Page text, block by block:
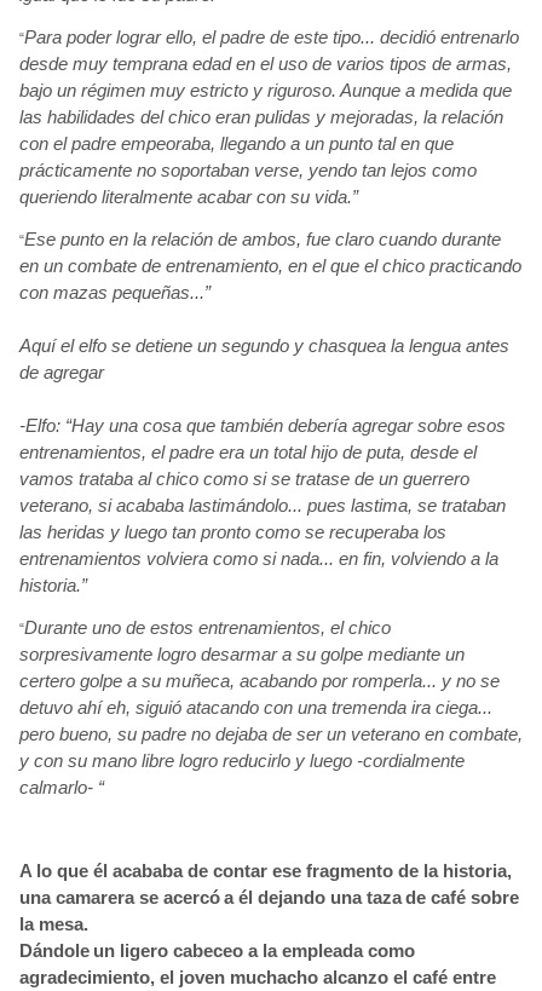
“Para poder lograr ello, el padre de este tipo... decidió entrenarlo
desde muy temprana edad en el uso de varios tipos de armas,
bajo un régimen muy estricto y riguroso. Aunque a medida que
las habilidades del chico eran pulidas y mejoradas, la relación
con el padre empeoraba, llegando a un punto tal en que
prácticamente no soportaban verse, yendo tan lejos como
queriendo literalmente acabar con su vida.”
“Ese punto en la relación de ambos, fue claro cuando durante
en un combate de entrenamiento, en el que el chico practicando
con mazas pequeñas...”
Aquí el elfo se detiene un segundo y chasquea la lengua antes
de agregar
-Elfo: “Hay una cosa que también debería agregar sobre esos
entrenamientos, el padre era un total hijo de puta, desde el
vamos trataba al chico como si se tratase de un guerrero
veterano, si acababa lastimándolo... pues lastima, se trataban
las heridas y luego tan pronto como se recuperaba los
entrenamientos volviera como si nada... en fin, volviendo a la
historia.”
“Durante uno de estos entrenamientos, el chico
sorpresivamente logro desarmar a su golpe mediante un
certero golpe a su muñeca, acabando por romperla... y no se
detuvo ahí eh, siguió atacando con una tremenda ira ciega...
pero bueno, su padre no dejaba de ser un veterano en combate,
y con su mano libre logro reducirlo y luego -cordialmente
calmarlo- “
A lo que él acababa de contar ese fragmento de la historia,
una camarera se acercóa él dejando una tazade café sobre
la mesa.
Dándole un ligero cabeceo a la empleada como
agradecimiento, el joven muchacho alcanzo el café entre